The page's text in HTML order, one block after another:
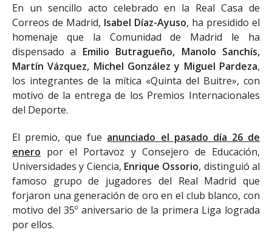
En un sencillo acto celebrado en la Real Casa de
Correos de Madrid, Isabel Díaz-Ayuso, ha presidido el
homenaje que la Comunidad de Madrid le ha
dispensado a Emilio Butragueño, Manolo Sanchís,
Martín Vázquez, Michel González y Miguel Pardeza,
los integrantes de la mítica «Quinta del Buitre», con
motivo de la entrega de los Premios Internacionales
del Deporte.
El premio, que fue anunciado el pasado día 26 de
enero por el Portavoz y Consejero de Educación,
Universidades y Ciencia, Enrique Ossorio, distinguió al
famoso grupo de jugadores del Real Madrid que
forjaron una generación de oro en el club blanco, con
motivo del 35º aniversario de la primera Liga lograda
por ellos.